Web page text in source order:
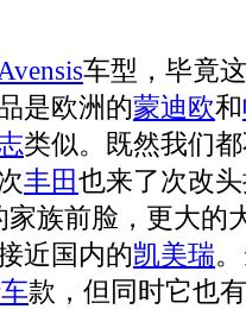
车型，毕竟
是欧洲的蒙迪欧和
类似。既然我们
丰田也来了次改
家族前脸，更大的
近国内的凯美瑞
款，但同时它也